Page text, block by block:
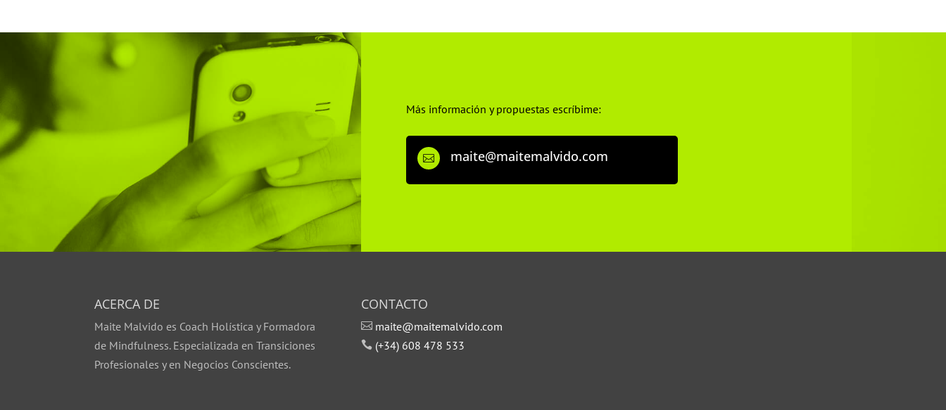
Más información y propuestas escríbime:
 maite@maitemalvido.com
ACERCA DE
Maite Malvido es Coach Holística y Formadora
de Mindfulness. Especializada en Transiciones
Profesionales y en Negocios Conscientes.
CONTACTO
 maite@maitemalvido.com
 (+34) 608 478 533